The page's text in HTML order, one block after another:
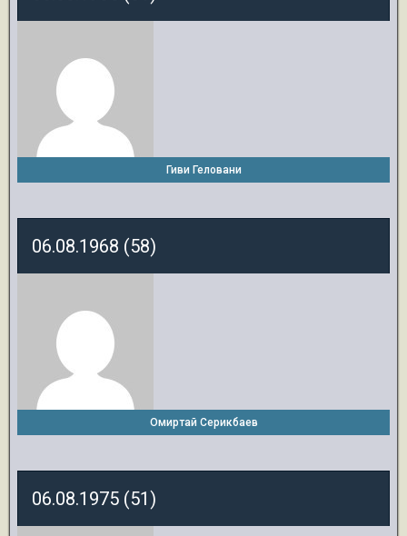
Гиви Геловани
06.08.1968 (58)
Омиртай Серикбаев
06.08.1975 (51)